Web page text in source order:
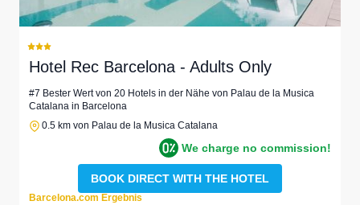
Hotel Rec Barcelona - Adults Only
#7 Bester Wert von 20 Hotels in der Nähe von Palau de la Musica
Catalana in Barcelona
0.5 km von Palau de la Musica Catalana
We charge no commission!
BOOK DIRECT WITH THE HOTEL
Barcelona.com Ergebnis